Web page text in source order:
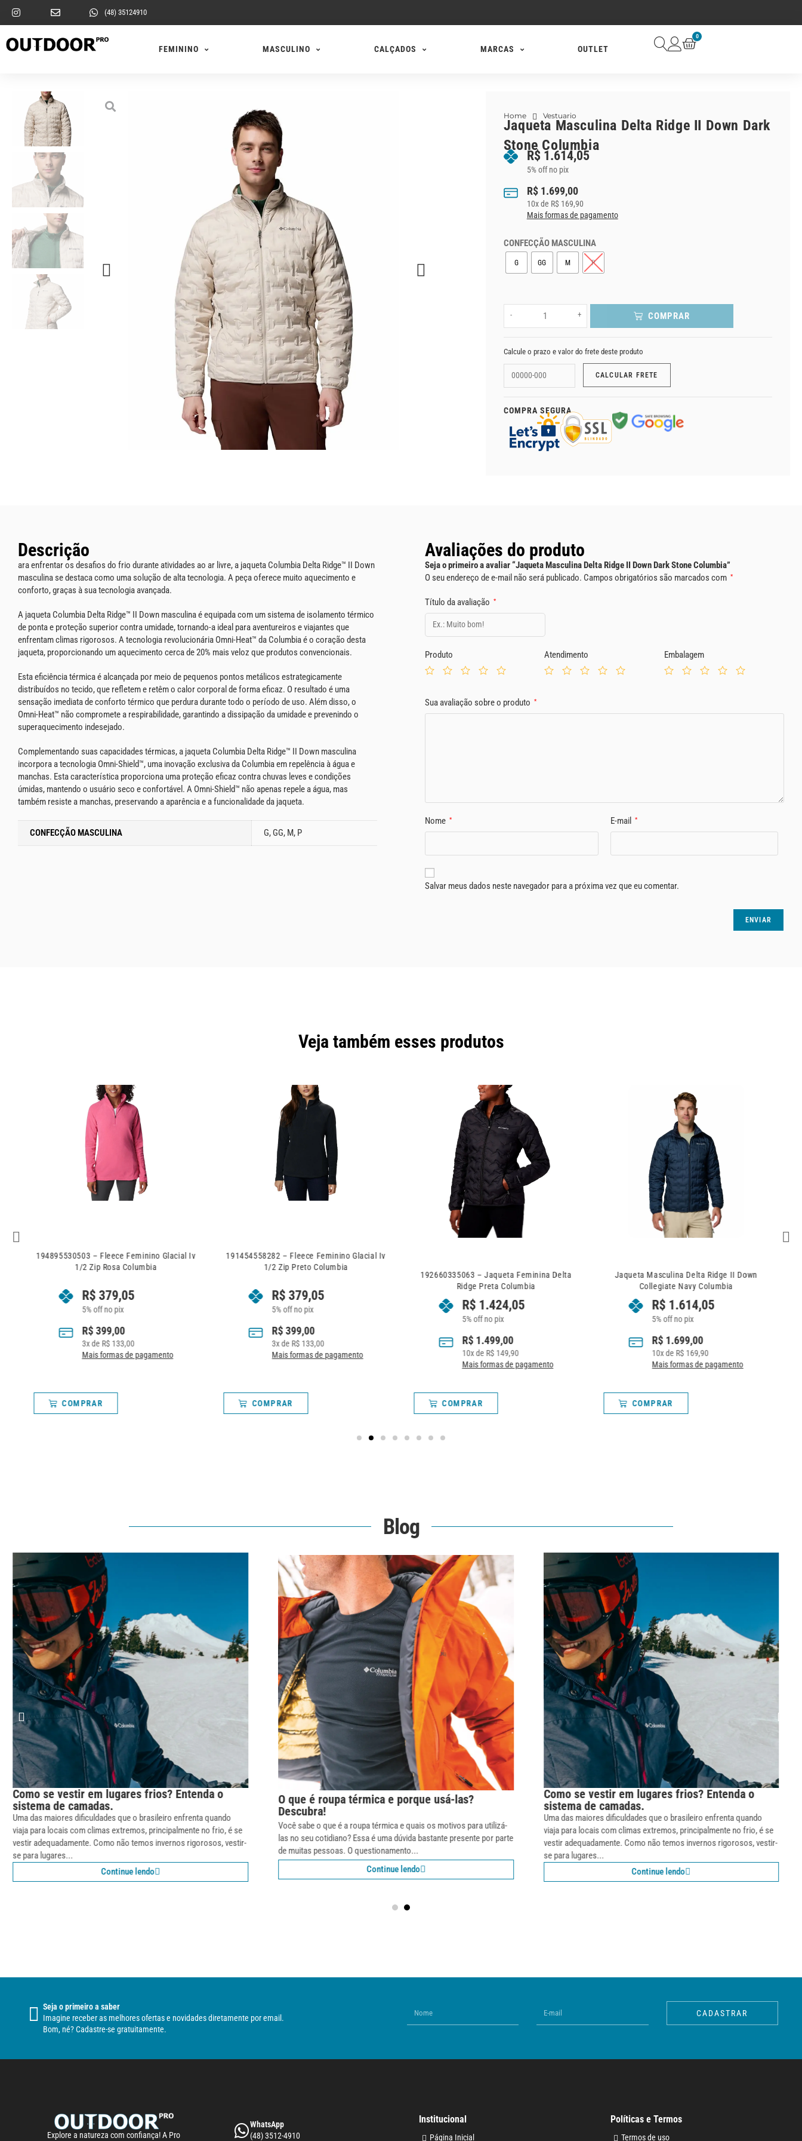
(48) 35124910
FEMININO MASCULINO CALÇADOS MARCAS OUTLET
0
Home Vestuario
Jaqueta Masculina Delta Ridge II Down Dark
Stone Columbia
R$ 1.614,05
5% off no pix
R$1.699,00
10x de R$ 169,90
Mais formas de pagamento
CONFECÇÃO MASCULINA
G GG M P
- + COMPRAR
Calcule o prazo e valor do frete deste produto
COMPRA SEGURA
Descrição
ara enfrentar os desafios do frio durante atividades ao ar livre, a jaqueta Columbia Delta Ridge™ II Down
masculina se destaca como uma solução de alta tecnologia. A peça oferece muito aquecimento e
conforto, graças à sua tecnologia avançada.
A jaqueta Columbia Delta Ridge™ II Down masculina é equipada com um sistema de isolamento térmico
de ponta e proteção superior contra umidade, tornando-a ideal para aventureiros e viajantes que
enfrentam climas rigorosos. A tecnologia revolucionária Omni-Heat™ da Columbia é o coração desta
jaqueta, proporcionando um aquecimento cerca de 20% mais veloz que produtos convencionais.
Esta eficiência térmica é alcançada por meio de pequenos pontos metálicos estrategicamente
distribuídos no tecido, que refletem e retêm o calor corporal de forma eficaz. O resultado é uma
sensação imediata de conforto térmico que perdura durante todo o período de uso. Além disso, o
Omni-Heat™ não compromete a respirabilidade, garantindo a dissipação da umidade e prevenindo o
superaquecimento indesejado.
Complementando suas capacidades térmicas, a jaqueta Columbia Delta Ridge™ II Down masculina
incorpora a tecnologia Omni-Shield™, uma inovação exclusiva da Columbia em repelência à água e
manchas. Esta característica proporciona uma proteção eficaz contra chuvas leves e condições
úmidas, mantendo o usuário seco e confortável. A Omni-Shield™ não apenas repele a água, mas
também resiste a manchas, preservando a aparência e a funcionalidade da jaqueta.
CONFECÇÃO MASCULINA G, GG, M, P
Avaliações do produto
Seja o primeiro a avaliar “Jaqueta Masculina Delta Ridge II Down Dark Stone Columbia”
O seu endereço de e-mail não será publicado. Campos obrigatórios são marcados com *
Título da avaliação *
Produto Atendimento Embalagem
Sua avaliação sobre o produto *
Nome * E-mail *
Salvar meus dados neste navegador para a próxima vez que eu comentar.
Veja também esses produtos
194895530503 – Fleece Feminino Glacial Iv
1/2 Zip Rosa Columbia
R$ 379,05
5% off no pix
R$399,00
3x de R$ 133,00
Mais formas de pagamento
COMPRAR
191454558282 – Fleece Feminino Glacial Iv
1/2 Zip Preto Columbia
R$ 379,05
5% off no pix
R$399,00
3x de R$ 133,00
Mais formas de pagamento
COMPRAR
192660335063 – Jaqueta Feminina Delta
Ridge Preta Columbia
R$ 1.424,05
5% off no pix
R$ 1.499,00
10x de R$ 149,90
Mais formas de pagamento
COMPRAR
Jaqueta Masculina Delta Ridge II Down
Collegiate Navy Columbia
R$ 1.614,05
5% off no pix
R$ 1.699,00
10x de R$ 169,90
Mais formas de pagamento
COMPRAR
Blog
O que é roupa térmica e porque usá-las?
Descubra!
Você sabe o que é a roupa térmica e quais os motivos para utilizá-
las no seu cotidiano? Essa é uma dúvida bastante presente por parte
de muitas pessoas. O questionamento...
Continue lendo
Como se vestir em lugares frios? Entenda o
sistema de camadas.
Uma das maiores dificuldades que o brasileiro enfrenta quando
viaja para locais com climas extremos, principalmente no frio, é se
vestir adequadamente. Como não temos invernos rigorosos, vestir-
se para lugares...
Continue lendo
O que é roupa térmica e porque usá-las?
Descubra!
Você sabe o que é a roupa térmica e quais os motivos para utilizá-
las no seu cotidiano? Essa é uma dúvida bastante presente por parte
de muitas pessoas. O questionamento...
Continue lendo
Seja o primeiro a saber
Imagine receber as melhores ofertas e novidades diretamente por email.
Bom, né? Cadastre-se gratuitamente.
CADASTRAR
Explore a natureza com confiança! A Pro
WhatsApp
(48) 3512-4910
Institucional
Página Inicial
Políticas e Termos
Termos de uso